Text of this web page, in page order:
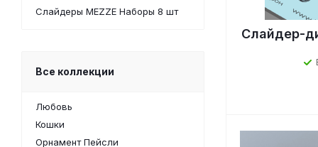
Слайдер-
Слайдеры MEZZE Наборы 8 шт
Все коллекции
Любовь
Кошки
Орнамент Пейсли